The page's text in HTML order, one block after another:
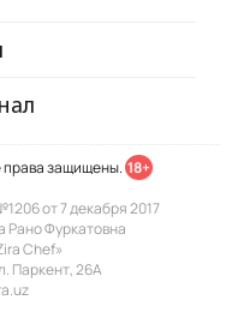
защищены. 18+
от 7 декабря 2017
Рано Фуркатовна
Chef»
Паркент, 26А